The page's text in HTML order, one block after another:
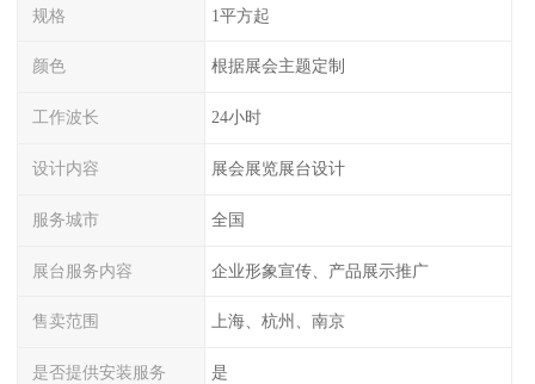
规格 1平方起
颜色 根据展会主题定制
工作波长 24小时
设计内容 展会展览展台设计
服务城市 全国
展台服务内容 企业形象宣传、产品展示推广
售卖范围 上海、杭州、南京
是否提供安装服务 是